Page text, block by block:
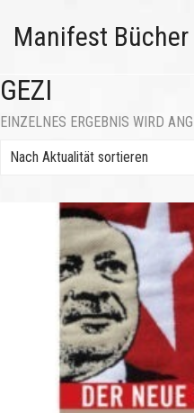
Manifest Bücher
GEZI
EINZELNES ERGEBNIS WIRD
Nach Aktualität sortieren